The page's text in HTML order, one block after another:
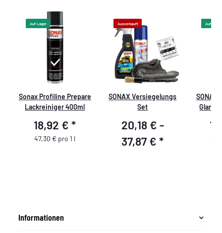
Auf Lager
Sonax Profiline Prepare
Lackreiniger 400ml
18,92 €*
47,30 € pro 1 l
Ausverkauft
SONAX Versiegelungs
Set
20,18 € -
37,87 €*
Auf Lager
SONAX
Glanz
Informationen